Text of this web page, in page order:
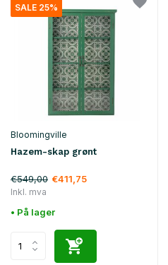
SALE 25%
Bloomingville
Hazem-skap grønt
€549,00 €411,75
Inkl. mva
• På lager